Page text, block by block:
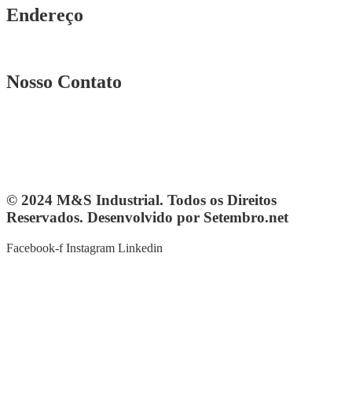
Endereço
Nosso Contato
© 2024 M&S Industrial. Todos os Direitos
Reservados. Desenvolvido por Setembro.net
Facebook-f Instagram Linkedin